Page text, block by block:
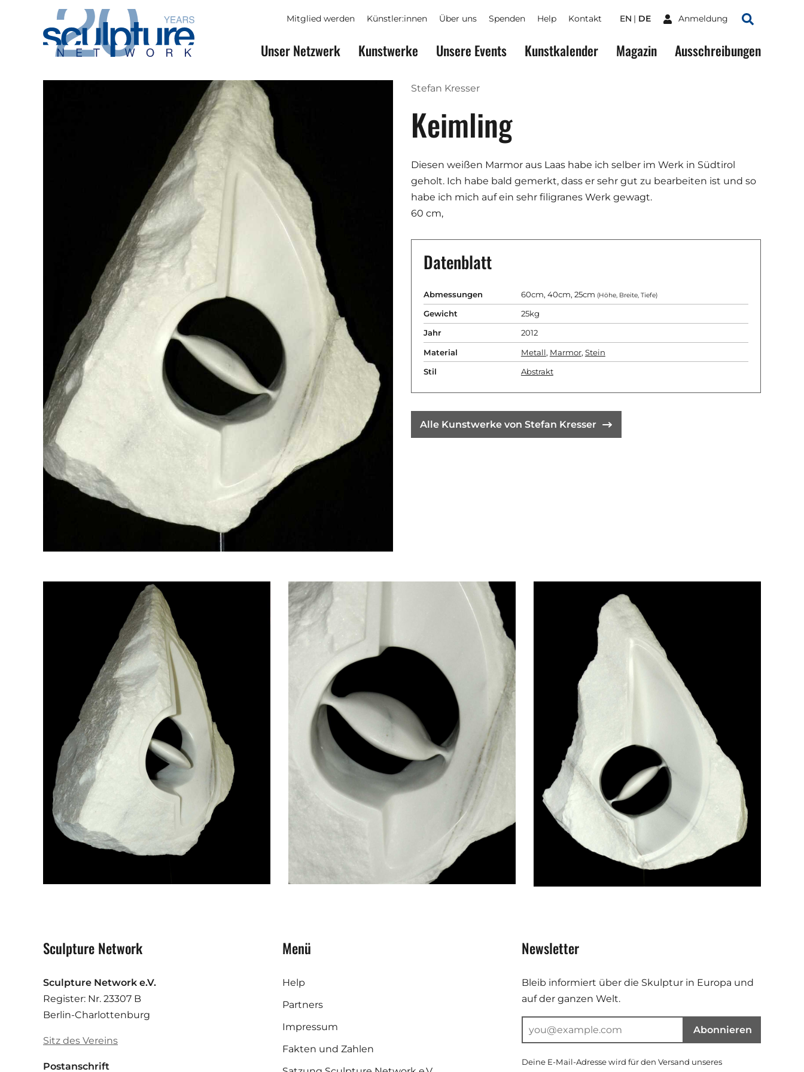
Skip to main content
Mitglied werden Künstler:innen Über uns Spenden Help Kontakt EN DE Anmeldung
Suchen
Unser Netzwerk Kunstwerke Unsere Events Kunstkalender Magazin Ausschreibungen
Stefan Kresser
Keimling
Diesen weißen Marmor aus Laas habe ich selber im Werk in Südtirol
geholt. Ich habe bald gemerkt, dass er sehr gut zu bearbeiten ist und so
habe ich mich auf ein sehr filigranes Werk gewagt.
60 cm,
Datenblatt
Abmessungen 60cm, 40cm, 25cm (Höhe, Breite, Tiefe)
Gewicht 25kg
Jahr 2012
Material Metall, Marmor, Stein
Stil Abstrakt
Alle Kunstwerke von Stefan Kresser
Sculpture Network
Sculpture Network e.V.
Register: Nr. 23307 B
Berlin-Charlottenburg
Sitz des Vereins
Postanschrift
Menü
Help
Partners
Impressum
Fakten und Zahlen
Newsletter
Bleib informiert über die Skulptur in Europa und
auf der ganzen Welt.
Abonnieren
Deine E-Mail-Adresse wird für den Versand unseres